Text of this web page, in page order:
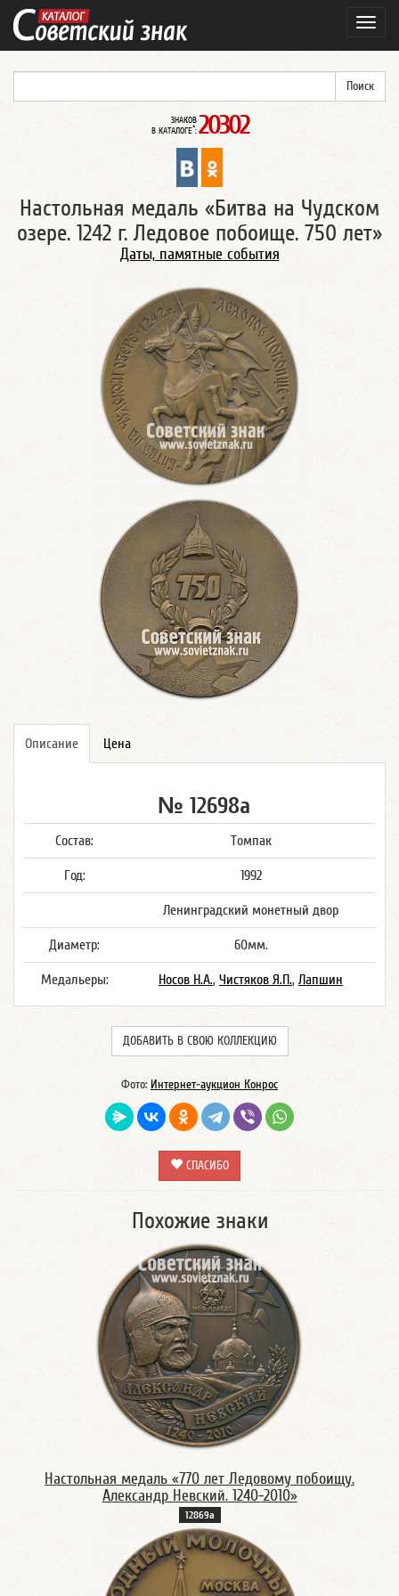
ЗНАКОВ
В КАТАЛОГЕ*: 20302
Настольная медаль «Битва на Чудском
озере. 1242 г. Ледовое побоище. 750 лет»
Даты, памятные события
Описание Цена
№ 12698а
Состав: Томпак
Год: 1992
Ленинградский монетный двор
Диаметр: 60мм.
Медальеры: Носов Н.А., Чистяков Я.П., Лапшин
ДОБАВИТЬ В СВОЮ КОЛЛЕКЦИЮ
Фото: Интернет-аукцион Конрос
СПАСИБО
Похожие знаки
Настольная медаль «770 лет Ледовому побоищу.
Александр Невский. 1240-2010»
12869а